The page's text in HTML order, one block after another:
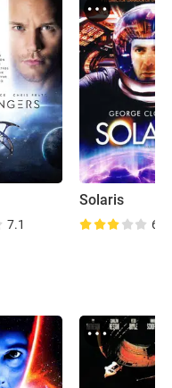
7.1
Solaris
6.7